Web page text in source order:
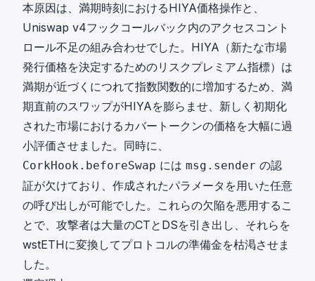
本原因は、満期時刻におけるHIYA価格操作と、
Uniswap v4フックコールバック内のアクセスコント
ロール不足の組み合わせでした。HIYA（新たな市場
発行価格を決定するためのリスクプレミアム指標）は
満期が近づくにつれて指数関数的に増加するため、満
期直前のスワップがHIYAを膨らませ、新しく初期化
された市場におけるカバートークンの価格を大幅に過
小評価させました。同時に、
CorkHook.beforeSwap には msg.sender の認
証が欠けており、作成されたパラメータを用いた任意
の呼び出しが可能でした。これらの欠陥を悪用するこ
とで、攻撃者は大量のCTとDSを引き出し、それらを
wstETHに変換してプロトコルの準備金を枯渇させま
した。